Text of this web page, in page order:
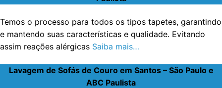
Temos o processo para todos os tipos tapetes, garantindo
e mantendo suas características e qualidade. Evitando
assim reações alérgicas Saiba mais…
Lavagem de Sofás de Couro em Santos – São Paulo e
ABC Paulista